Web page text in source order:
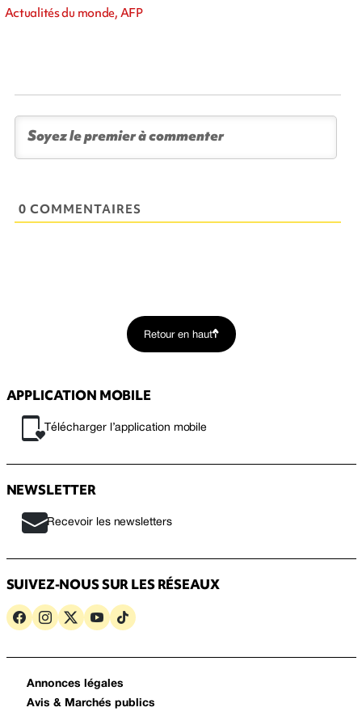
Actualités du monde, AFP
0 COMMENTAIRES
Retour en haut
APPLICATION MOBILE
Télécharger l’application mobile
NEWSLETTER
Recevoir les newsletters
SUIVEZ-NOUS SUR LES RÉSEAUX
Annonces légales
Avis & Marchés publics